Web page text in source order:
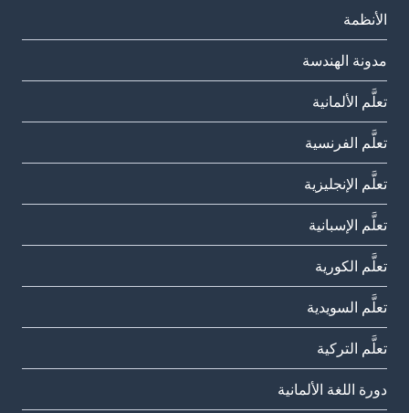
الأنظمة
مدونة الهندسة
تعلَّم الألمانية
تعلَّم الفرنسية
تعلَّم الإنجليزية
تعلَّم الإسبانية
تعلَّم الكورية
تعلَّم السويدية
تعلَّم التركية
دورة اللغة الألمانية